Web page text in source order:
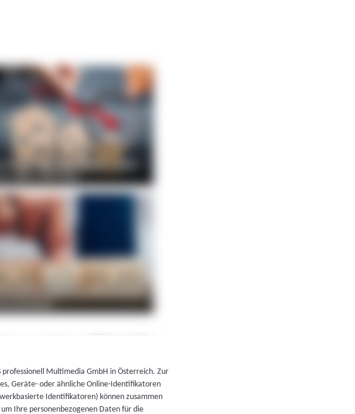
professionell Multimedia GmbH in Österreich. Zur
Geräte- oder ähnliche Online-Identifikatoren
Identifikatoren) können zusammen
Ihre personenbezogenen Daten für die